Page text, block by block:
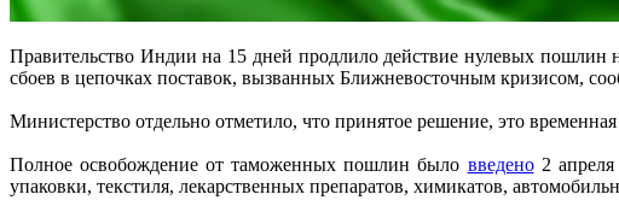
Правительство Индии на 15 дней продлило действие нулевых
сбоев в цепочках поставок, вызванных Ближневосточным кризисом,
Министерство отдельно отметило, что принятое решение, это временная
Полное освобождение от таможенных пошлин было введено2 апреля
упаковки, текстиля, лекарственных препаратов, химикатов,